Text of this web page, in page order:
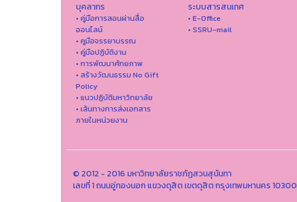
บุคลากร
• คู่มือการสอนผ่านสื่อ
ออนไลน์
• คูมือจรรยาบรรณ
• คู่มือปฏิบัติงาน
• การพัฒนาศักยภาพ
• สร้างวัฒนธรรม No Gift
Policy
• แนวปฏิบัติมหาวิทยาลัย
• เส้นทางการส่งเอกสาร
ภายในหน่วยงาน
ระบบสารสนเทศ
• E-Office
• SSRU-mail
© 2012 - 2016 มหาวิทยาลัยราชภัฏสวนสุนันทา
เลขที่ 1 ถนนอู่ทองนอก แขวงดุสิต เขตดุสิต กรุงเทพมหานคร 10300